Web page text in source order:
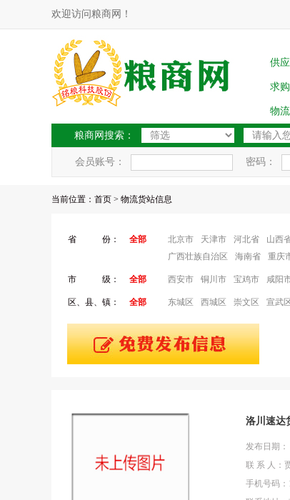
欢迎访问粮商网！
供
求
物
粮商网搜索：
会员账号： 密码：
当前位置： 首页 > 物流货站信息
省 份： 全部 北京市 天津市 河北省 山西
广西壮族自治区
海南省 重庆
市 级： 全部 西安市 铜川市 宝鸡市 咸阳
区、县、镇： 全部 东城区 西城区 崇文区 宣武
洛川速达
发布日期：
联 系 人：
手机号码：